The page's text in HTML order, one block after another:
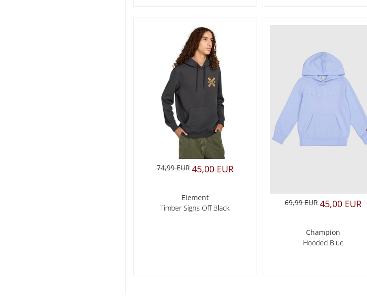
74,99 EUR 45,00 EUR
Element
Timber Signs Off Black
69,99 EUR 45,00 EUR
Champion
Hooded Blue